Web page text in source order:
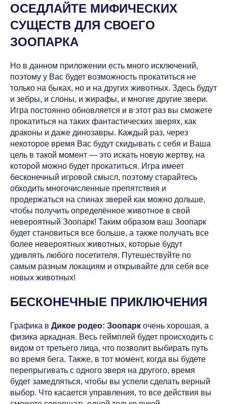
ОСЕДЛАЙТЕ МИФИЧЕСКИХ
СУЩЕСТВ ДЛЯ СВОЕГО
ЗООПАРКА
Но в данном приложении есть много исключений,
поэтому у Вас будет возможность прокатиться не
только на быках, но и на других животных. Здесь будут
и зебры, и слоны, и жирафы, и многие другие звери.
Игра постоянно обновляется и в этот раз вы сможете
прокатиться на таких фантастических зверях, как
драконы и даже динозавры. Каждый раз, через
некоторое время Вас будут скидывать с себя и Ваша
цель в такой момент — это искать новую жертву, на
которой можно будет прокатиться. Игра имеет
бесконечный игровой смысл, поэтому старайтесь
обходить многочисленные препятствия и
продержаться на спинах зверей как можно дольше,
чтобы получить определённое животное в свой
невероятный Зоопарк! Таким образом ваш Зоопарк
будет становиться все больше, а также получать все
более невероятных животных, которые будут
удивлять любого посетителя. Путешествуйте по
самым разным локациям и открывайте для себя все
новых животных!
БЕСКОНЕЧНЫЕ ПРИКЛЮЧЕНИЯ
Графика в Дикое родео: Зоопарк очень хорошая, а
физика аркадная. Весь геймплей будет происходить с
видом от третьего лица, что позволит выбирать путь
во время бега. Также, в тот момент, когда вы будете
перепрыгивать с одного зверя на другого, время
будет замедляться, чтобы вы успели сделать верный
выбор. Что касается управления, то все действия вы